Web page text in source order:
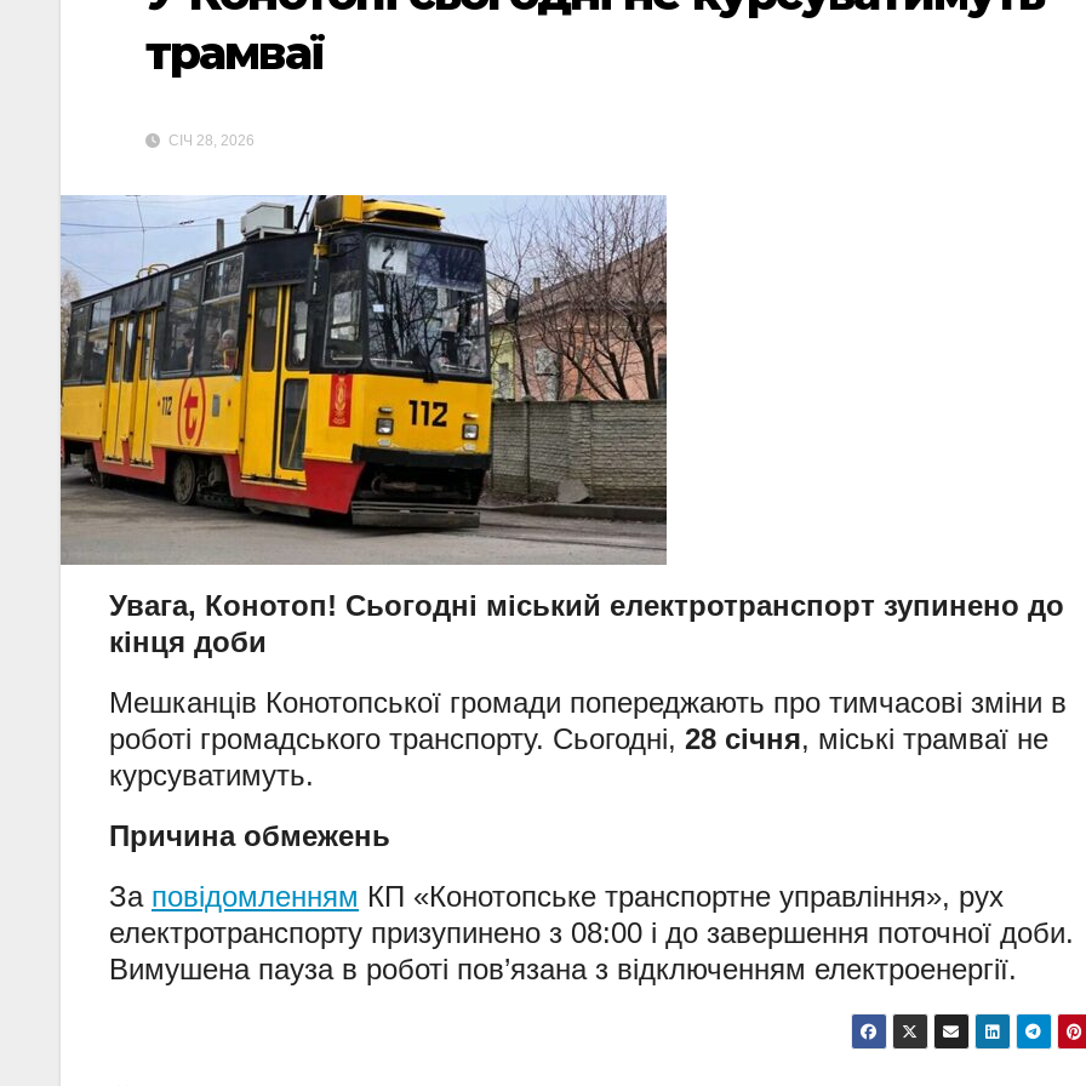
трамваї
СІЧ 28, 2026
Увага, Конотоп! Сьогодні міський електротранспорт зупинено до
кінця доби
Мешканців Конотопської громади попереджають про тимчасові зміни в
роботі громадського транспорту. Сьогодні, 28 січня, міські трамваї не
курсуватимуть.
Причина обмежень
За повідомленням КП «Конотопське транспортне управління», рух
електротранспорту призупинено з 08:00 і до завершення поточної доби.
Вимушена пауза в роботі пов’язана з відключенням електроенергії.